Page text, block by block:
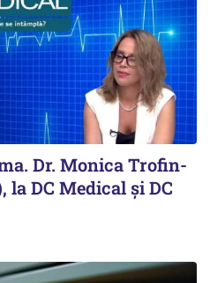
Dr. Monica Trofin-
la DC Medical și DC